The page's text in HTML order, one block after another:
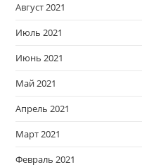
Август 2021
Июль 2021
Июнь 2021
Май 2021
Апрель 2021
Март 2021
Февраль 2021